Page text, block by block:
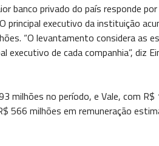
banco privado do país responde
executivo da instituição
“O levantamento considera as
executivo de cada companhia”, diz
milhões no período, e Vale, com
566 milhões em remuneração